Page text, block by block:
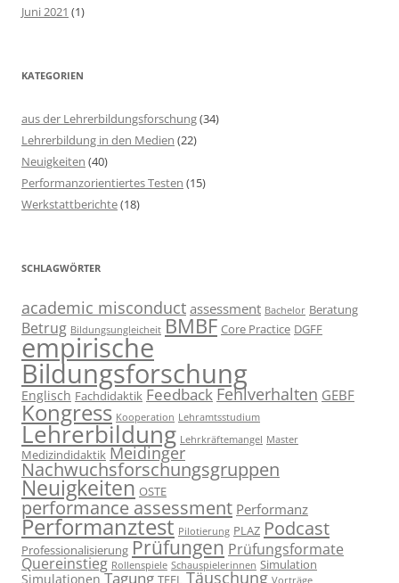
Juni 2021 (1)
KATEGORIEN
aus der Lehrerbildungsforschung(34)
Lehrerbildung in den Medien (22)
Neuigkeiten (40)
Performanzorientiertes Testen (15)
Werkstattberichte(18)
SCHLAGWÖRTER
academic misconduct assessment Bachelor Beratung
Betrug Bildungsungleicheit BMBF Core Practice DGFF
empirische
Bildungsforschung
Englisch Fachdidaktik FeedbackFehlverhalten GEBF
Kongress Kooperation Lehramtsstudium
Lehrerbildung Lehrkräftemangel Master
Medizindidaktik Meidinger
Nachwuchsforschungsgruppen
Neuigkeiten OSTE
performance assessment Performanz
Performanztest Pilotierung PLAZ Podcast
Professionalisierung Prüfungen Prüfungsformate
Quereinstieg Rollenspiele Schauspielerinnen Simulation
Simulationen Tagung Täuschung